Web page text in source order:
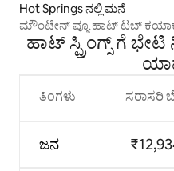
Hot Springs ನಲ್ಲಿ ಮನೆ
ಮೌಂಟೇನ್ ವ್ಯೂ ಹಾಟ್ ಟಬ್
ಹಾಟ್ ಸ್ಪ್ರಿಂಗ್ಸ್ ಗೆ
ತಿಂಗಳು
ಜನ
ಸರಾಸರಿ